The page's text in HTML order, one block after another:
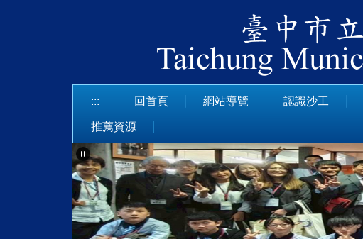
::: 回首頁 網站導覽 認識沙工
推薦資源